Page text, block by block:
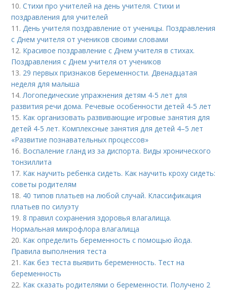
10.Стихи про учителей на день учителя. Стихи и
поздравления для учителей
11.День учителя поздравление от ученицы. Поздравления
с Днем учителя от учеников своими словами
12. Красивое поздравление с Днем учителя в стихах.
Поздравления с Днем учителя от учеников
13. 29 первых признаков беременности. Двенадцатая
неделя для малыша
14.Логопедические упражнения детям 4-5 лет для
развития речи дома. Речевые особенности детей 4-5 лет
15. Как организовать развивающие игровые занятия для
детей 4-5 лет. Комплексные занятия для детей 4–5 лет
«Развитие познавательных процессов»
16. Воспаление гланд из за диспорта. Виды хронического
тонзиллита
17. Как научить ребенка сидеть. Как научить кроху сидеть:
советы родителям
18. 40 типов платьев на любой случай. Классификация
платьев по силуэту
19.8 правил сохранения здоровья влагалища.
Нормальная микрофлора влагалища
20. Как определить беременность с помощью йода.
Правила выполнения теста
21. Как без теста выявить беременность. Тест на
беременность
22. Как сказать родителями о беременности. Получено 2